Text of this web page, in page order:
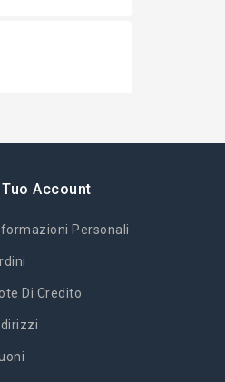
Tuo Account
Personali
Di Credito